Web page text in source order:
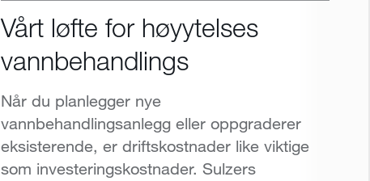
Vårt løfte for høyytelses
vannbehandlings
Når du planlegger nye
vannbehandlingsanlegg eller oppgraderer
eksisterende, er driftskostnader like viktige
som investeringskostnader. Sulzers